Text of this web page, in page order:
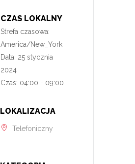
CZAS LOKALNY
Strefa czasowa:
America/New_York
Data: 25 stycznia
2024
Czas: 04:00 - 09:00
LOKALIZACJA
Telefoniczny